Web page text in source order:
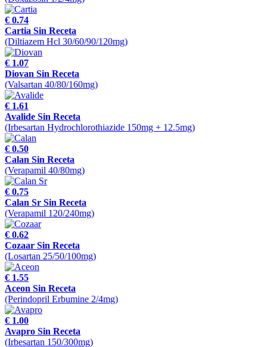
€ 0.74
Cartia Sin Receta
(Diltiazem Hcl 30/60/90/120mg)
€ 1.07
Diovan Sin Receta
(Valsartan 40/80/160mg)
€ 1.61
Avalide Sin Receta
(Irbesartan Hydrochlorothiazide 150mg + 12.5mg)
€ 0.50
Calan Sin Receta
(Verapamil 40/80mg)
€ 0.75
Calan Sr Sin Receta
(Verapamil 120/240mg)
€ 0.62
Cozaar Sin Receta
(Losartan 25/50/100mg)
€ 1.55
Aceon Sin Receta
(Perindopril Erbumine 2/4mg)
€ 1.00
Avapro Sin Receta
(Irbesartan 150/300mg)